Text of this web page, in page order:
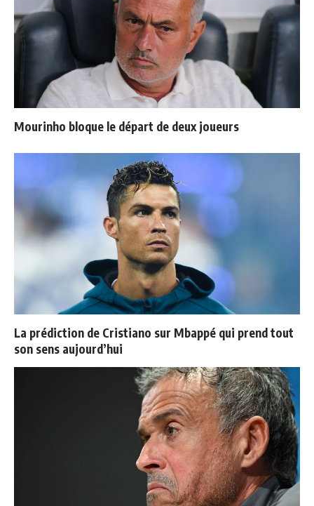
Mourinho bloque le départ de deux joueurs
La prédiction de Cristiano sur Mbappé qui prend tout
son sens aujourd’hui